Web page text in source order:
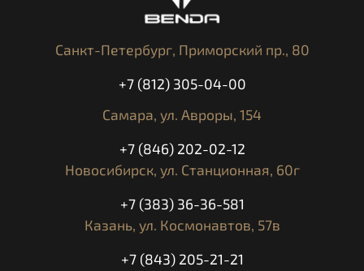
Санкт-Петербург, Приморский пр., 80
+7 (812) 305-04-00
Самара, ул. Авроры, 154
+7 (846) 202-02-12
Новосибирск, ул. Станционная, 60г
+7 (383) 36-36-581
Казань, ул. Космонавтов, 57в
+7 (843) 205-21-21